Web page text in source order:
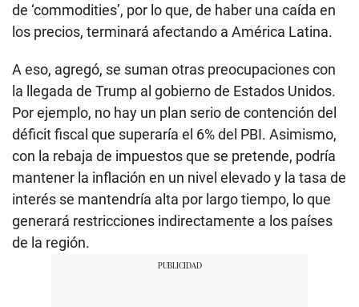
de ‘commodities’, por lo que, de haber una caída en
los precios, terminará afectando a América Latina.
A eso, agregó, se suman otras preocupaciones con
la llegada de Trump al gobierno de Estados Unidos.
Por ejemplo, no hay un plan serio de contención del
déficit fiscal que superaría el 6% del PBI. Asimismo,
con la rebaja de impuestos que se pretende, podría
mantener la inflación en un nivel elevado y la tasa de
interés se mantendría alta por largo tiempo, lo que
generará restricciones indirectamente a los países
de la región.